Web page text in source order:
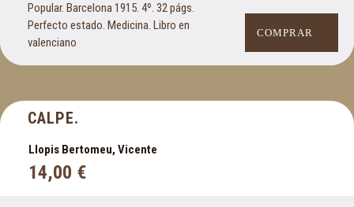
Popular. Barcelona 1915. 4º. 32 págs.
Perfecto estado. Medicina. Libro en
valenciano
COMPRAR
CALPE.
Llopis Bertomeu, Vicente
14,00 €